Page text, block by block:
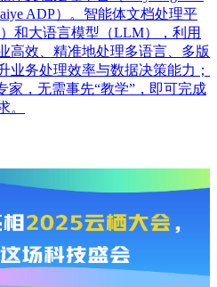
ADP）。智能体文档处理平
和大语言模型（LLM），利用
高效、精准地处理多语言、多版
业务处理效率与数据决策能力；
家，无需事先“教学”，即可完成
。